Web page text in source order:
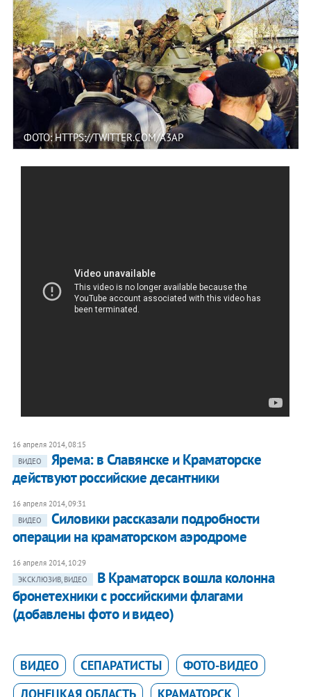
ФОТО: HTTPS://TWITTER.COM/A3AP
16 апреля 2014, 08:15
ВИДЕО
Ярема: в Славянске и Краматорске
действуют российские десантники
16 апреля 2014, 09:31
ВИДЕО
Силовики рассказали подробности
операции на краматорском аэродроме
16 апреля 2014, 10:29
ЭКСКЛЮЗИВ, ВИДЕО
В Краматорск вошла колонна
бронетехники с российскими флагами
(добавлены фото и видео)
ВИДЕО СЕПАРАТИСТЫ
ФОТО-ВИДЕО